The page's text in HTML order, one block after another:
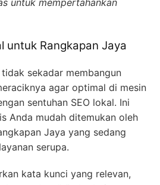
untuk mempertahankan
untuk Rangkapan Jaya
tidak sekadar membangun
agar optimal di mesin
sentuhan SEO lokal. Ini
Anda mudah ditemukan oleh
Jaya yang sedang
serupa.
kata kunci yang relevan,